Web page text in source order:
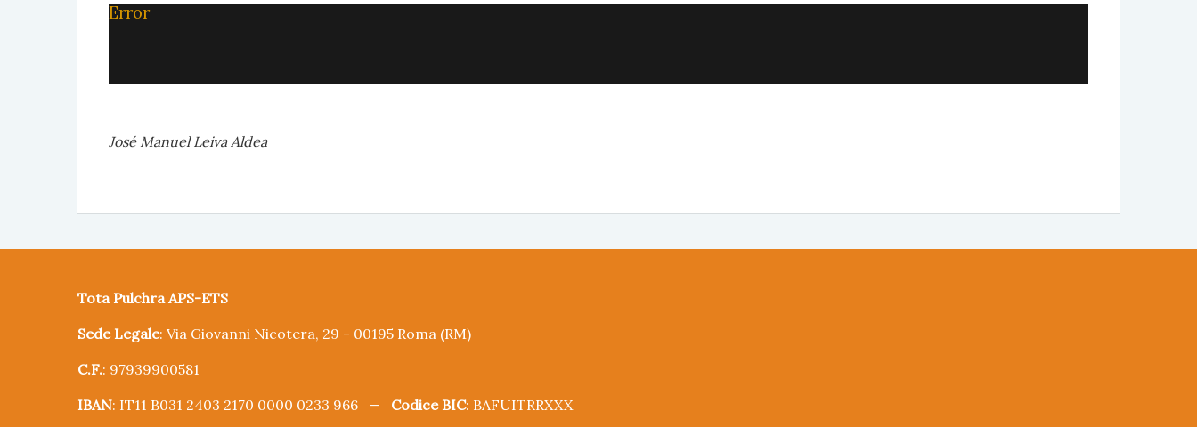
Error
José Manuel Leiva Aldea
Tota Pulchra APS-ETS
Sede Legale: Via Giovanni Nicotera, 29 - 00195 Roma (RM)
C.F.: 97939900581
IBAN: IT11 B031 2403 2170 0000 0233 966 — Codice BIC: BAFUITRRXXX